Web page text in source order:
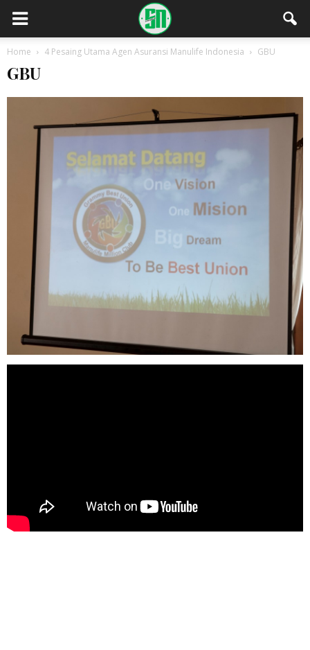
Home 4 Pesaing Utama Agen Asuransi Manulife Indonesia GBU
GBU